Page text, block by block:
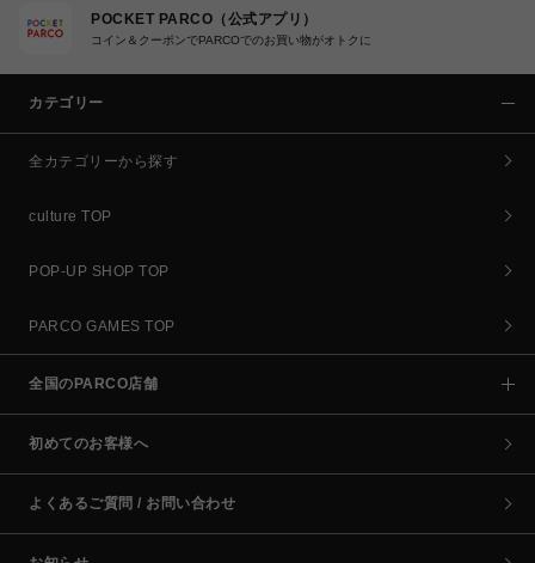
POCKET PARCO（公式アプリ）
コイン＆クーポンでPARCOでのお買い物がオトクに
カテゴリー
全カテゴリーから探す
culture TOP
POP-UP SHOP TOP
PARCO GAMES TOP
全国のPARCO店舗
初めてのお客様へ
よくあるご質問 / お問い合わせ